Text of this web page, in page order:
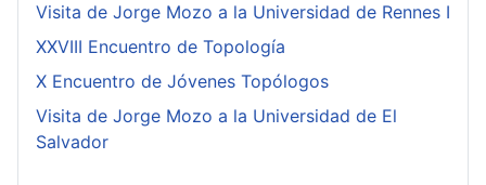
Visita de Jorge Mozo a la Universidad de Rennes I
XXVIII Encuentro de Topología
X Encuentro de Jóvenes Topólogos
Visita de Jorge Mozo a la Universidad de El
Salvador